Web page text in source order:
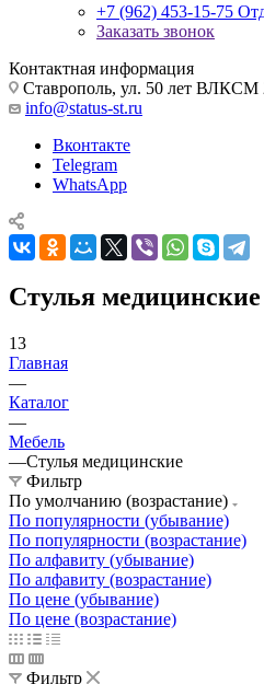
+7 (962) 453-15-75
Заказать звонок
Контактная информация
Ставрополь, ул. 50 лет ВЛКСМ
info@status-st.ru
Вконтакте
Telegram
WhatsApp
Стулья медицинские
13
Главная
—
Каталог
—
Мебель
—Стулья медицинские
Фильтр
По умолчанию (возрастание)
По популярности (убывание)
По популярности (возрастание)
По алфавиту (убывание)
По алфавиту (возрастание)
По цене (убывание)
По цене (возрастание)
Фильтр